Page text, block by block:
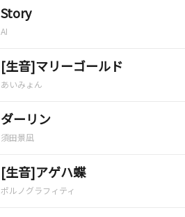
Story
AI
[生音]マリーゴールド
あいみょん
ダーリン
須田景凪
[生音]アゲハ蝶
ポルノグラフィティ